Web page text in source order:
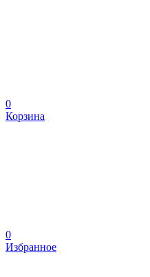
0
Корзина
0
Избранное